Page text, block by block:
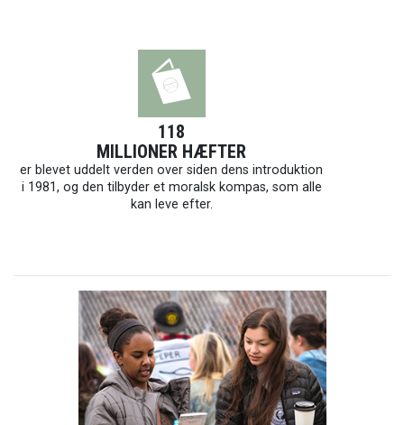
118
MILLIONER HÆFTER
er blevet uddelt verden over siden dens introduktion
i 1981, og den tilbyder et moralsk kompas, som alle
kan leve efter.